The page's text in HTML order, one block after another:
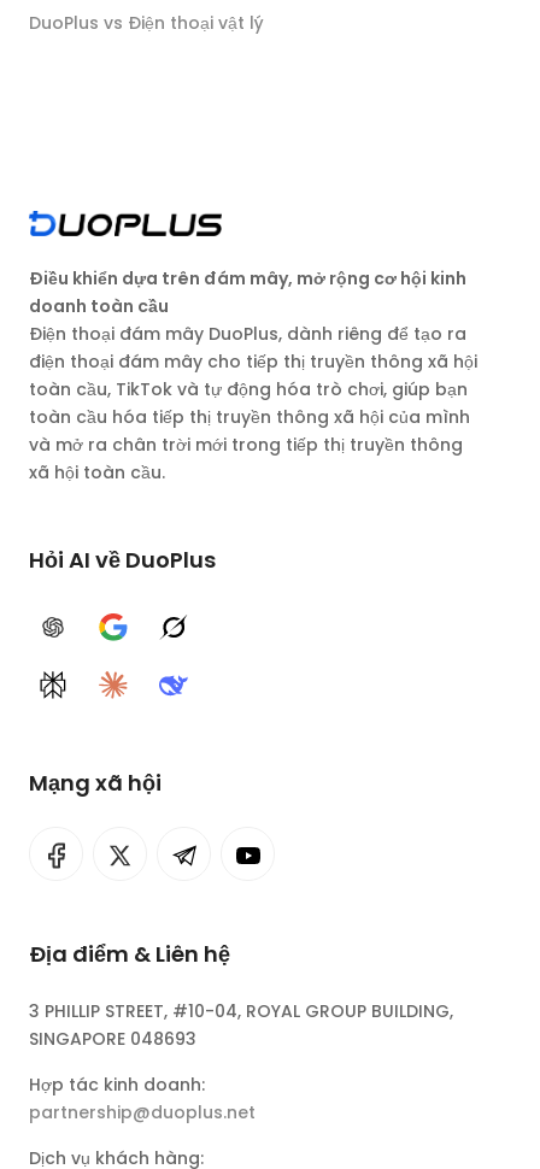
DuoPlus vs Điện thoại vật lý
Điều khiển dựa trên đám mây, mở rộng cơ hội kinh
doanh toàn cầu
Điện thoại đám mây DuoPlus, dành riêng để tạo ra
điện thoại đám mây cho tiếp thị truyền thông xã hội
toàn cầu, TikTok và tự động hóa trò chơi, giúp bạn
toàn cầu hóa tiếp thị truyền thông xã hội của mình
và mở ra chân trời mới trong tiếp thị truyền thông
xã hội toàn cầu.
Hỏi AI về DuoPlus
ChatGPTGoogle AIGrok
PerplexityClaudeDeepSeek
Mạng xã hội
Địa điểm & Liên hệ
3 PHILLIP STREET, #10-04, ROYAL GROUP BUILDING,
SINGAPORE 048693
Hợp tác kinh doanh:
partnership@duoplus.net
Dịch vụ khách hàng: